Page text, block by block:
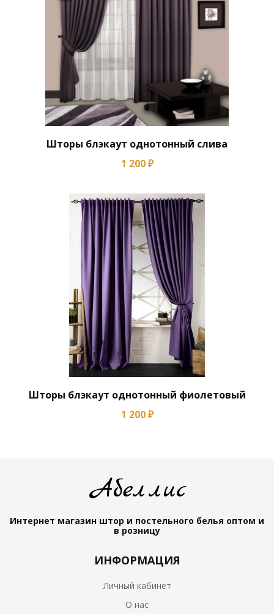
Шторы блэкаут однотонный слива
1 200 ₽
Шторы блэкаут однотонный фиолетовый
1 200 ₽
Абеллис
Интернет магазин штор и постельного белья оптом и
в розницу
ИНФОРМАЦИЯ
Личный кабинет
О нас